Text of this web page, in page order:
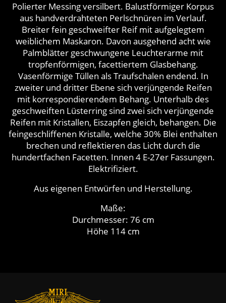
Polierter Messing versilbert. Balustförmiger Korpus
aus handverdrahteten Perlschnüren im Verlauf.
Breiter fein geschweifter Reif mit aufgelegtem
weiblichem Maskaron. Davon ausgehend acht wie
Palmblätter geschwungene Leuchterarme mit
tropfenförmigen, facettiertem Glasbehang.
Vasenförmige Tüllen als Traufschalen endend. In
zweiter und dritter Ebene sich verjüngende Reifen
mit korrespondierendem Behang. Unterhalb des
geschweiften Lüsterring sind zwei sich verjüngende
Reifen mit Kristallen, Eiszapfen gleich, behangen. Die
feingeschliffenen Kristalle, welche 30% Blei enthalten
brechen und reflektieren das Licht durch die
hundertfachen Facetten. Innen 4 E-27er Fassungen.
Elektrifiziert.
Aus eigenen Entwürfen und Herstellung.
Maße:
Durchmesser: 76 cm
Höhe 114 cm